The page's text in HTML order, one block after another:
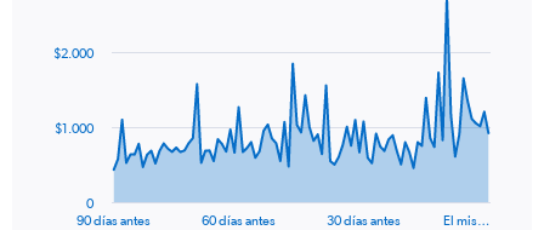
data
The
90 días antes 60 días antes 30 días antes El mis…
0
$1.000
$2.000